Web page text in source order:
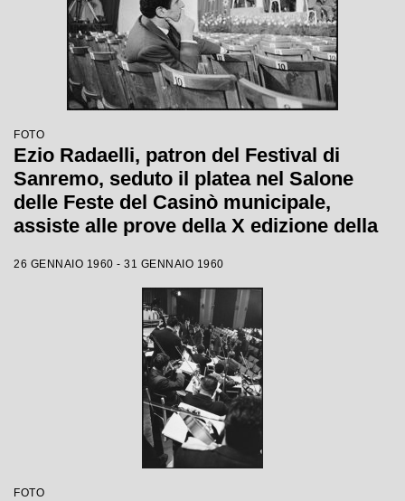
FOTO
Ezio Radaelli, patron del Festival di
Sanremo, seduto il platea nel Salone
delle Feste del Casinò municipale,
assiste alle prove della X edizione della
26 GENNAIO 1960 - 31 GENNAIO 1960
FOTO